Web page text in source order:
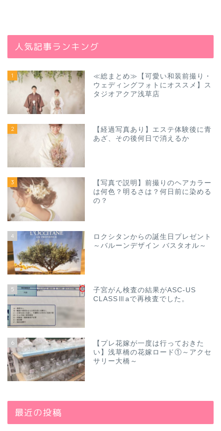
人気記事ランキング
1
≪総まとめ≫【可愛い和装前撮り・
ウェディングフォトにオススメ】ス
タジオアクア浅草店
2
【経過写真あり】エステ体験後に青
あざ、その後何日で消えるか
3
【写真で説明】前撮りのヘアカラー
は何色？明るさは？何日前に染める
の？
4
ロクシタンからの誕生日プレゼント
～バルーンデザイン バスタオル～
5
子宮がん検査の結果がASC-US
CLASSⅢaで再検査でした。
6
【プレ花嫁が一度は行っておきた
い】浅草橋の花嫁ロード①～アクセ
サリー大橋～
最近の投稿